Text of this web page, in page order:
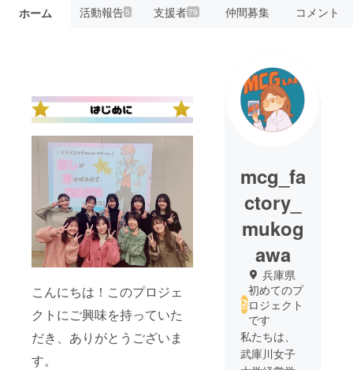
ホーム 活動報告5 支援者79 仲間募集 コメント
こんにちは！このプロジェ
クトにご興味を持っていた
だき、ありがとうございま
す。
mcg_fa
ctory_
mukog
awa
兵庫県
初めてのプ
ロジェクト
です
私たちは、
武庫川女子